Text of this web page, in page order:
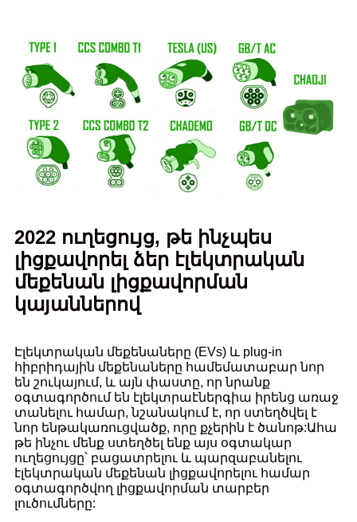
2022 ուղեցույց, թե ինչպես
լիցքավորել ձեր էլեկտրական
մեքենան լիցքավորման
կայաններով
Էլեկտրական մեքենաները (EVs) և plug-in
հիբրիդային մեքենաները համեմատաբար նոր
են շուկայում, և այն փաստը, որ նրանք
օգտագործում են էլեկտրաէներգիա իրենց առաջ
տանելու համար, նշանակում է, որ ստեղծվել է
նոր ենթակառուցվածք, որը քչերին է ծանոթ:Ահա
թե ինչու մենք ստեղծել ենք այս օգտակար
ուղեցույցը՝ բացատրելու և պարզաբանելու
էլեկտրական մեքենան լիցքավորելու համար
օգտագործվող լիցքավորման տարբեր
լուծումները: